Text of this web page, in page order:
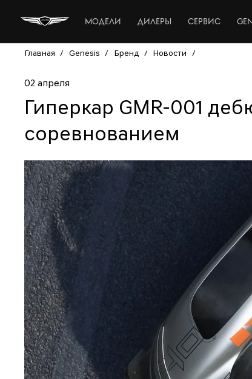
МОДЕЛИ ДИЛЕРЫ СЕРВИС
Главная / Genesis / Бренд / Новости /
02 апреля
Гиперкар GMR-001
соревнованием